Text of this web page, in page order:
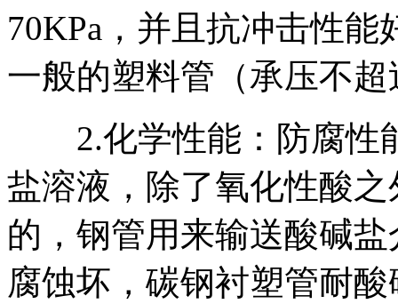
70KPa，并且抗冲击性
一般的塑料管（承压不
2.化学性能：防腐性
盐溶液，除了氧化性酸
的，钢管用来输送酸碱
腐蚀坏，碳钢衬塑管耐